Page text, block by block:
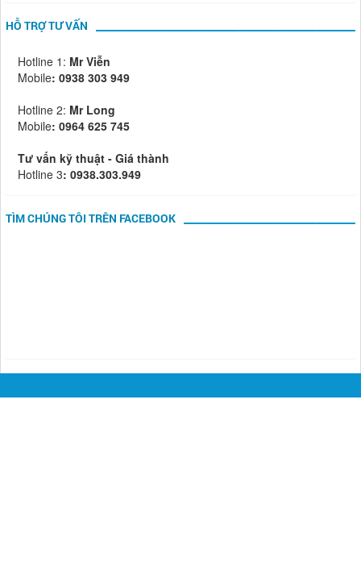
HỖ TRỢ TƯ VẤN
Hotline 1: Mr Viễn
Mobile: 0938 303 949
Hotline 2: Mr Long
Mobile: 0964 625 745
Tư vấn kỹ thuật - Giá thành
Hotline 3: 0938.303.949
TÌM CHÚNG TÔI TRÊN FACEBOOK